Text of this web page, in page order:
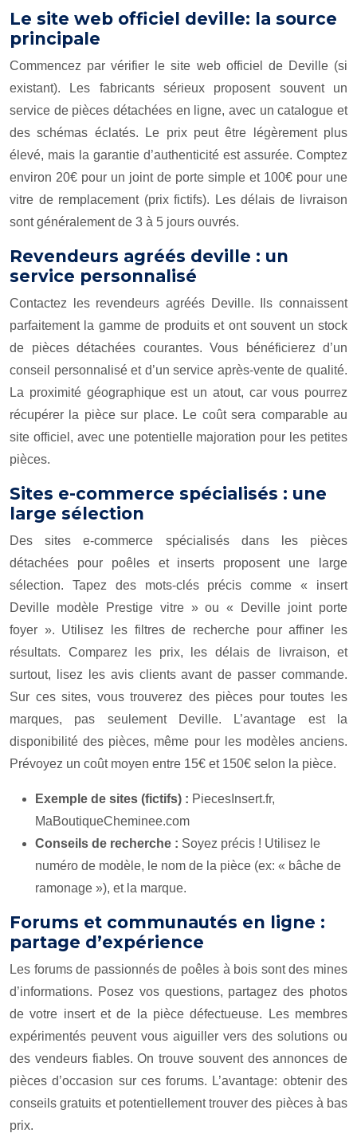
Le site web officiel deville: la source
principale
Commencez par vérifier le site web officiel de Deville (si
existant). Les fabricants sérieux proposent souvent un
service de pièces détachées en ligne, avec un catalogue et
des schémas éclatés. Le prix peut être légèrement plus
élevé, mais la garantie d’authenticité est assurée. Comptez
environ 20€ pour un joint de porte simple et 100€ pour une
vitre de remplacement (prix fictifs). Les délais de livraison
sont généralement de 3 à 5 jours ouvrés.
Revendeurs agréés deville : un
service personnalisé
Contactez les revendeurs agréés Deville. Ils connaissent
parfaitement la gamme de produits et ont souvent un stock
de pièces détachées courantes. Vous bénéficierez d’un
conseil personnalisé et d’un service après-vente de qualité.
La proximité géographique est un atout, car vous pourrez
récupérer la pièce sur place. Le coût sera comparable au
site officiel, avec une potentielle majoration pour les petites
pièces.
Sites e-commerce spécialisés : une
large sélection
Des sites e-commerce spécialisés dans les pièces
détachées pour poêles et inserts proposent une large
sélection. Tapez des mots-clés précis comme « insert
Deville modèle Prestige vitre » ou « Deville joint porte
foyer ». Utilisez les filtres de recherche pour affiner les
résultats. Comparez les prix, les délais de livraison, et
surtout, lisez les avis clients avant de passer commande.
Sur ces sites, vous trouverez des pièces pour toutes les
marques, pas seulement Deville. L’avantage est la
disponibilité des pièces, même pour les modèles anciens.
Prévoyez un coût moyen entre 15€ et 150€ selon la pièce.
Exemple de sites (fictifs) : PiecesInsert.fr,
MaBoutiqueCheminee.com
Conseils de recherche : Soyez précis ! Utilisez le
numéro de modèle, le nom de la pièce (ex: « bâche de
ramonage »), et la marque.
Forums et communautés en ligne :
partage d’expérience
Les forums de passionnés de poêles à bois sont des mines
d’informations. Posez vos questions, partagez des photos
de votre insert et de la pièce défectueuse. Les membres
expérimentés peuvent vous aiguiller vers des solutions ou
des vendeurs fiables. On trouve souvent des annonces de
pièces d’occasion sur ces forums. L’avantage: obtenir des
conseils gratuits et potentiellement trouver des pièces à bas
prix.